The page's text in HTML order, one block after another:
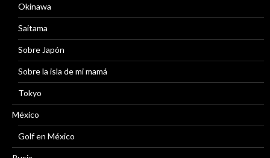
Okinawa
Saitama
Sobre Japón
Sobre la isla de mi mamá
Tokyo
México
Golf en México